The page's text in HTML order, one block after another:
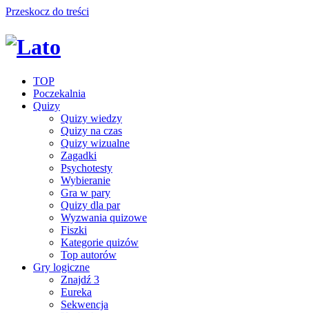
Przeskocz do treści
TOP
Poczekalnia
Quizy
Quizy wiedzy
Quizy na czas
Quizy wizualne
Zagadki
Psychotesty
Wybieranie
Gra w pary
Quizy dla par
Wyzwania quizowe
Fiszki
Kategorie quizów
Top autorów
Gry logiczne
Znajdź 3
Eureka
Sekwencja